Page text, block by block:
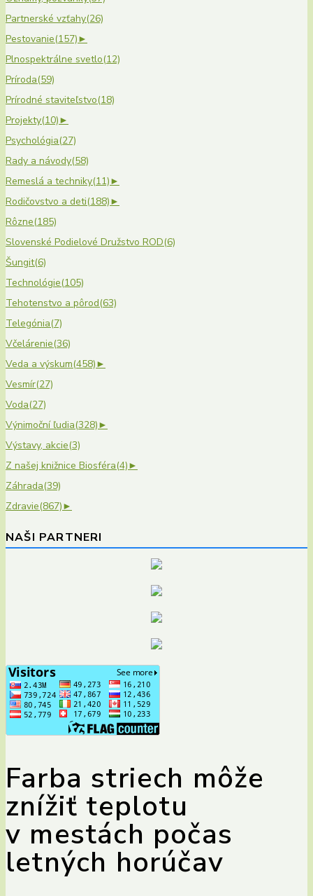
Partnerské vzťahy(26)
Pestovanie(157)►
Plnospektrálne svetlo(12)
Príroda(59)
Prírodné staviteľstvo(18)
Projekty(10)►
Psychológia(27)
Rady a návody(58)
Remeslá a techniky(11)►
Rodičovstvo a deti(188)►
Rôzne(185)
Slovenské Podielové Družstvo ROD(6)
Šungit(6)
Technológie(105)
Tehotenstvo a pôrod(63)
Telegónia(7)
Včelárenie(36)
Veda a výskum(458)►
Vesmír(27)
Voda(27)
Výnimoční ľudia(328)►
Výstavy, akcie(3)
Z našej knižnice Biosféra(4)►
Záhrada(39)
Zdravie(867)►
NAŠI PARTNERI
Farba striech môže
znížiť teplotu
v mestách počas
letných horúčav